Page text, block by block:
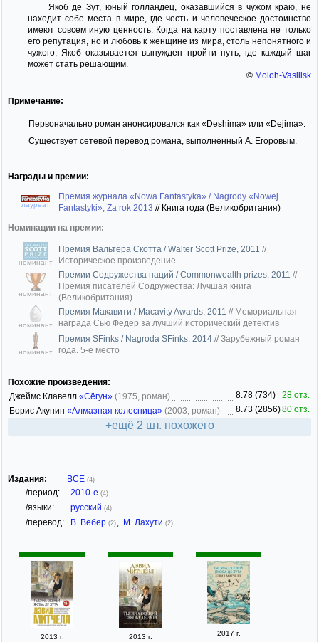
Якоб де Зут, юный голландец, оказавшийся в чужом краю, не
находит себе места в мире, где честь и человеческое достоинство
имеют совсем иную ценность. Когда на карту поставлена не только
его репутация, но и любовь к женщине из мира, столь непонятного и
чужого, Якоб оказывается вынужден пройти путь, где каждый шаг
может стать решающим.
© Moloh-Vasilisk
Примечание:
Первоначально роман анонсировался как «Deshima» или «Dejima».
Существует сетевой перевод романа, выполненный А. Егоровым.
Награды и премии:
лауреат
Премия журнала «Nowa Fantastyka» / Nagrody «Nowej
Fantastyki», Za rok 2013 // Книга года (Великобритания)
Номинации на премии:
номинант
Премия Вальтера Скотта / Walter Scott Prize, 2011 //
Историческое произведение
номинант
Премии Содружества наций / Commonwealth prizes, 2011 //
Премия писателей Содружества: Лучшая книга
(Великобритания)
номинант
Премия Макавити / Macavity Awards, 2011 // Мемориальная
награда Сью Федер за лучший исторический детектив
номинант
Премия SFinks / Nagroda SFinks, 2014 //Зарубежный роман
года. 5-е место
Похожие произведения:
Джеймс Клавелл «Сёгун» (1975, роман) 8.78 (734)
28 отз.
Борис Акунин «Алмазная колесница» (2003, роман) 8.73 (2856)80 отз.
+ещё 2 шт. похожего
Издания: ВСЕ (4)
/период: 2010-е (4)
/языки: русский (4)
/перевод: В. Вебер (2) , М. Лахути (2)
2013 г. 2013 г. 2017 г.